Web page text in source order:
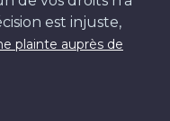
est injuste,
plainte auprès de